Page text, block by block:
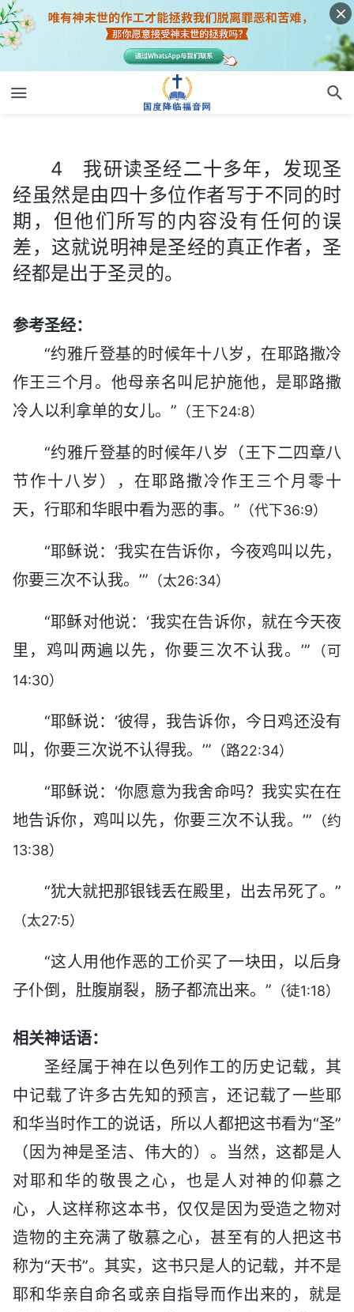
4 我研读圣经二十多年，发现圣
经虽然是由四十多位作者写于不同的时
期，但他们所写的内容没有任何的误
差，这就说明神是圣经的真正作者，圣
经都是出于圣灵的。
参考圣经：
“约雅斤登基的时候年十八岁，在耶路撒冷
作王三个月。他母亲名叫尼护施他，是耶路撒
冷人以利拿单的女儿。” （王下24:8）
“约雅斤登基的时候年八岁（王下二四章八
节作十八岁），在耶路撒冷作王三个月零十
天，行耶和华眼中看为恶的事。” （代下36:9）
“耶稣说：‘我实在告诉你，今夜鸡叫以先，
你要三次不认我。’” （太26:34）
“耶稣对他说：‘我实在告诉你，就在今天夜
里，鸡叫两遍以先，你要三次不认我。’” （可
14:30）
“耶稣说：‘彼得，我告诉你，今日鸡还没有
叫，你要三次说不认得我。’” （路22:34）
“耶稣说：‘你愿意为我舍命吗？我实实在在
地告诉你，鸡叫以先，你要三次不认我。’” （约
13:38）
“犹大就把那银钱丢在殿里，出去吊死了。”
（太27:5）
“这人用他作恶的工价买了一块田，以后身
子仆倒，肚腹崩裂，肠子都流出来。” （徒1:18）
相关神话语：
圣经属于神在以色列作工的历史记载，其
中记载了许多古先知的预言，还记载了一些耶
和华当时作工的说话，所以人都把这书看为“圣”
（因为神是圣洁、伟大的）。当然，这都是人
对耶和华的敬畏之心，也是人对神的仰慕之
心，人这样称这本书，仅仅是因为受造之物对
造物的主充满了敬慕之心，甚至有的人把这书
称为“天书”。其实，这书只是人的记载，并不是
耶和华亲自命名或亲自指导而作出来的，就是